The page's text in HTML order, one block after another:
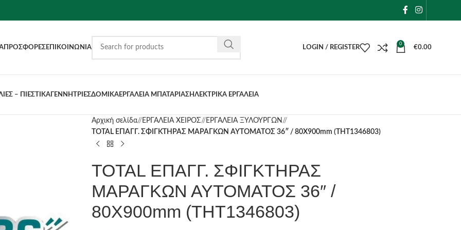
ΠΡΟΣΦΟΡΈΣΕΠΙΚΟΙΝΩΝΊΑ LOGIN / REGISTER
0
€0.00
– ΠΙΕΣΤΙΚΑ ΓΕΝΝΗΤΡΙΕΣΔΟΜΙΚΑΕΡΓΑΛΕΙΑ ΜΠΑΤΑΡΙΑΣΗΛΕΚΤΡΙΚΑ ΕΡΓΑΛΕΙΑ
Αρχική σελίδα/ ΕΡΓΑΛΕΙΑ ΧΕΙΡΟΣ/ ΕΡΓΑΛΕΙΑ ΞΥΛΟΥΡΓΩΝ /
TOTAL ΕΠΑΓΓ. ΣΦΙΓΚΤΗΡΑΣ ΜΑΡΑΓΚΩΝ ΑΥΤΟΜΑΤΟΣ 36″ / 80X900mm (THT1346803)
TOTAL ΕΠΑΓΓ. ΣΦΙΓΚΤΗΡΑΣ
ΜΑΡΑΓΚΩΝ ΑΥΤΟΜΑΤΟΣ 36″ /
80X900mm (THT1346803)